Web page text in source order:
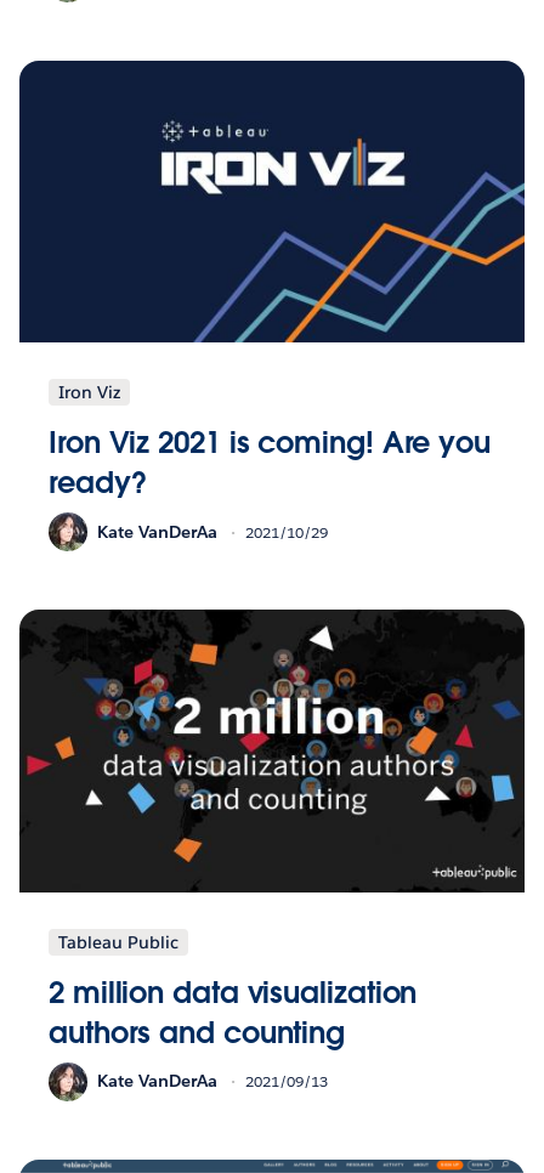
Iron Viz
Iron Viz 2021 is coming! Are you
ready?
Kate VanDerAa 2021/10/29
Tableau Public
2 million data visualization
authors and counting
Kate VanDerAa 2021/09/13